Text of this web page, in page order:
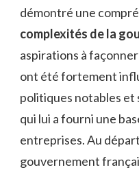
démontré une
complexités de la
aspirations à façonner
ont été fortement
politiques notables et
qui lui a fourni une
entreprises. Au
gouvernement